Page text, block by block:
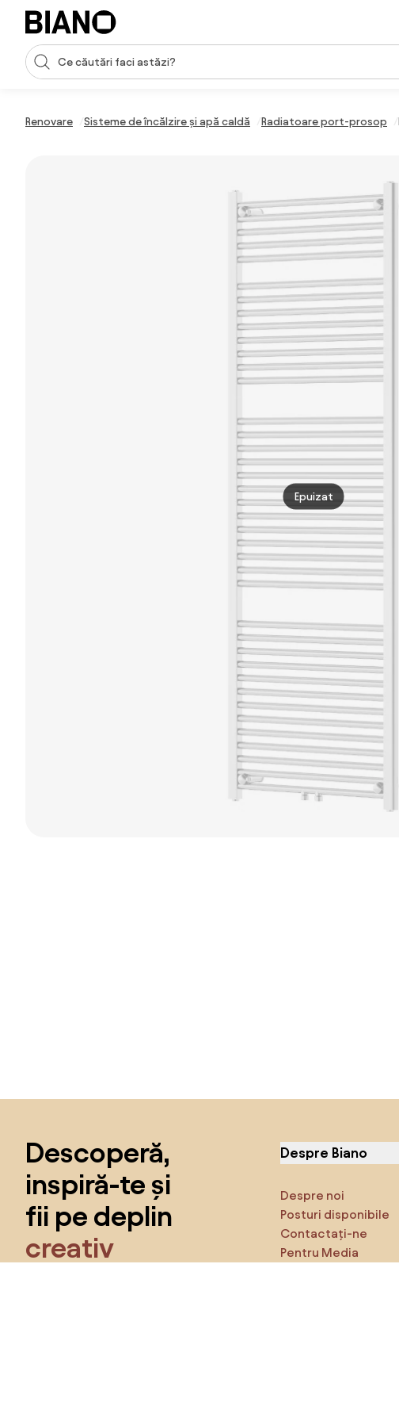
Sari peste navigare, accesează conținutul
Introducerea căutării
Renovare Sisteme de încălzire și apă caldă Radiatoare port-prosop
Epuizat
Descoperă,
inspiră-te și
fii pe deplin
creativ
Despre Biano
Despre noi
Posturi disponibile
Contactați-ne
Pentru Media